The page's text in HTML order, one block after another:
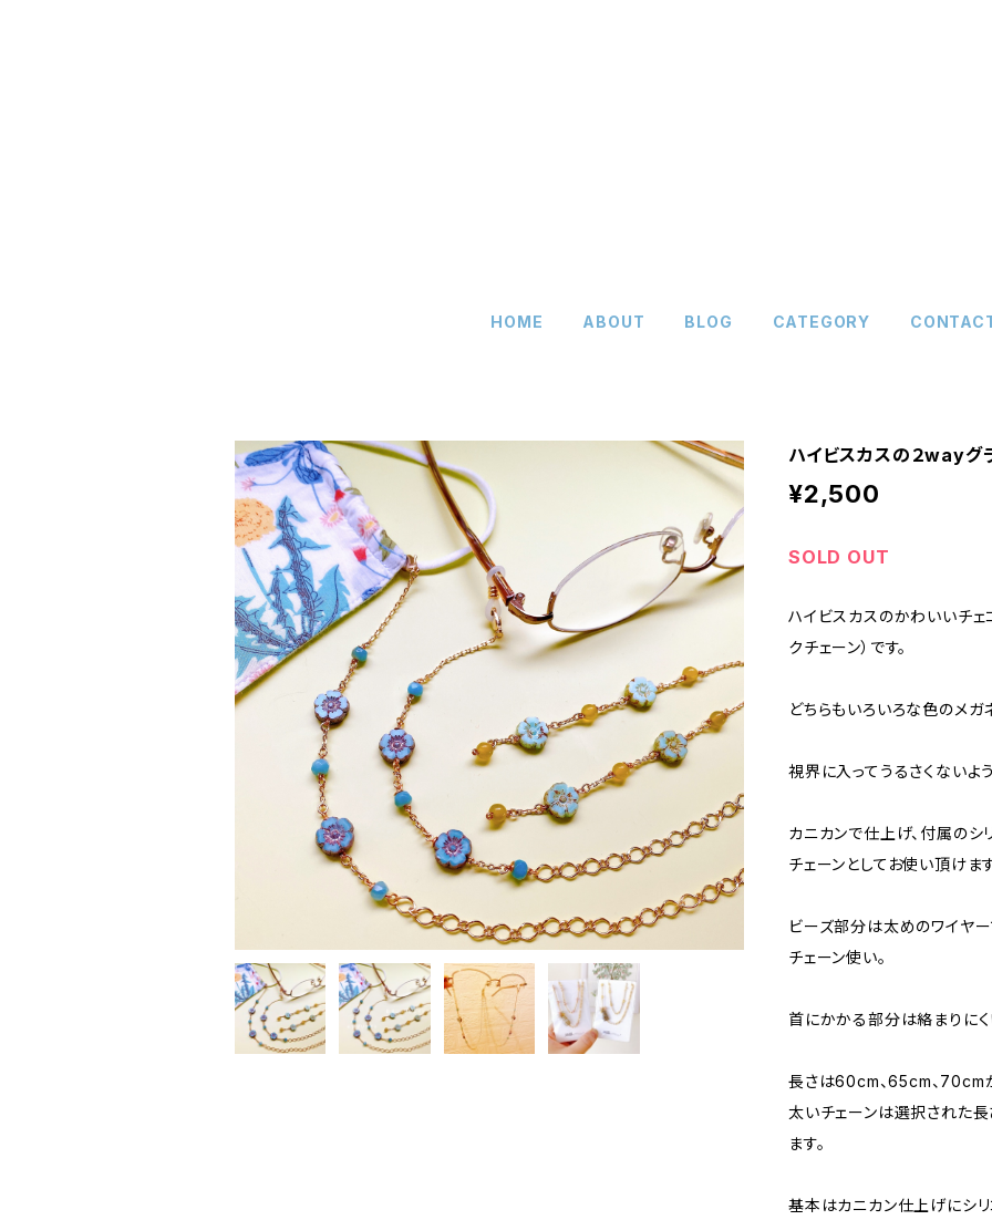
HOME ABOUT BLOG CATEGORY
ハイビスカスの２wayグ
¥2,500
SOLD OUT
ハイビスカスのかわいいチェ
クチェーン）です。
どちらもいろいろな色のメガ
視界に入ってうるさくないよ
カニカンで仕上げ、付属のシ
チェーンとしてお使い頂けます
ビーズ部分は太めのワイヤ
チェーン使い。
首にかかる部分は絡まりにく
長さは60cm、65cm、70cm
太いチェーンは選択された長
ます。
基本はカニカン仕上げにシ